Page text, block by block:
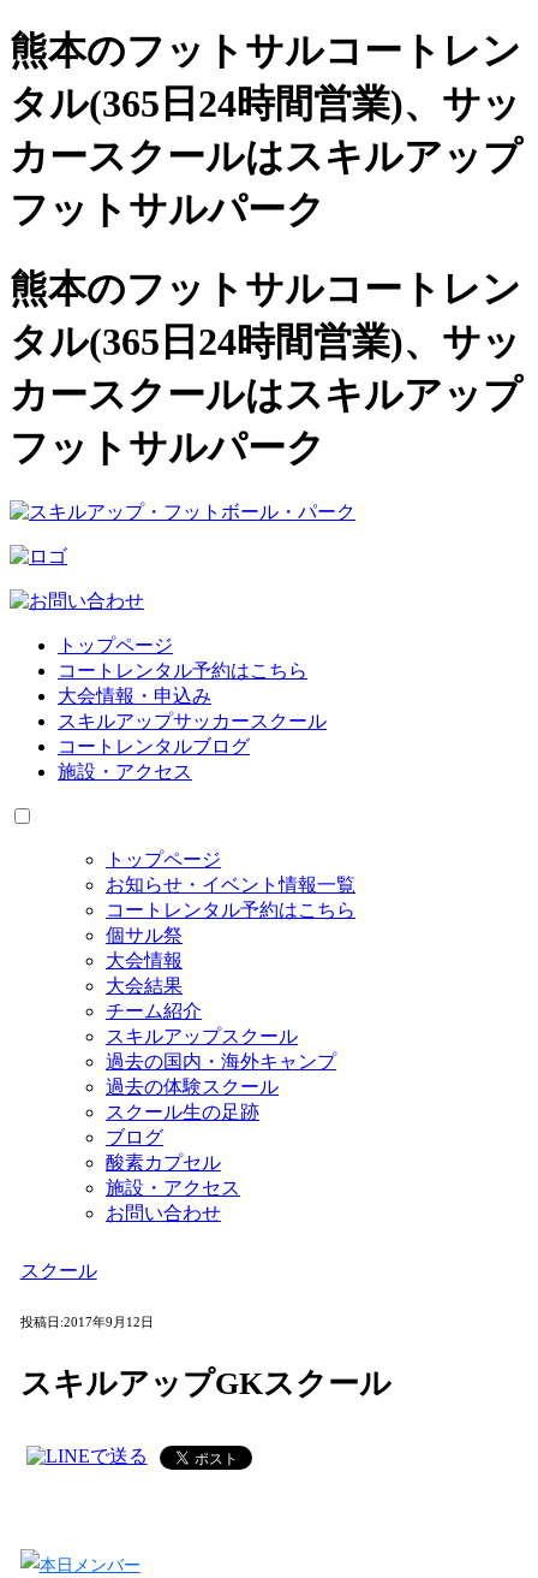
熊本のフットサルコートレン
タル(365日24時間営業)、 サッ
カースクールはスキルアップ
フットサルパーク
熊本のフットサルコートレン
タル(365日24時間営業)、サッ
カースクールはスキルアップ
フットサルパーク
トップページ
コートレンタル予約はこちら
大会情報・申込み
スキルアップサッカースクール
コートレンタルブログ
施設・アクセス
トップページ
お知らせ・イベント情報一覧
コートレンタル予約はこちら
個サル祭
大会情報
大会結果
チーム紹介
スキルアップスクール
過去の国内・海外キャンプ
過去の体験スクール
スクール生の足跡
ブログ
酸素カプセル
施設・アクセス
お問い合わせ
スクール
投稿日:2017年9月12日
スキルアップGKスクール